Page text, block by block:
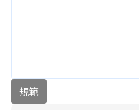
規範